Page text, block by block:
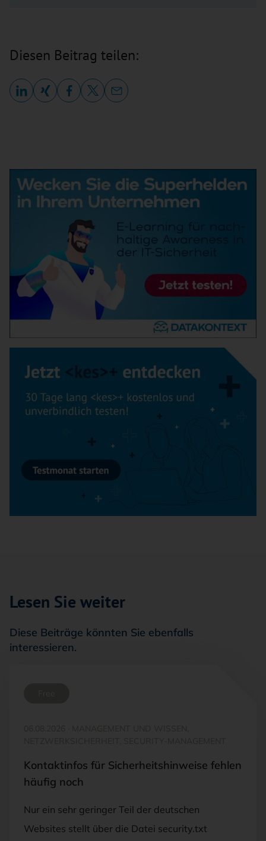
Diesen Beitrag teilen:
Lesen Sie weiter
Diese Beiträge könnten Sie ebenfalls
interessieren.
Kontaktinfos für Sicherheitshinweise fehlen
häufig noch
Nur ein sehr geringer Teil der deutschen
Websites stellt über die Datei security.txt